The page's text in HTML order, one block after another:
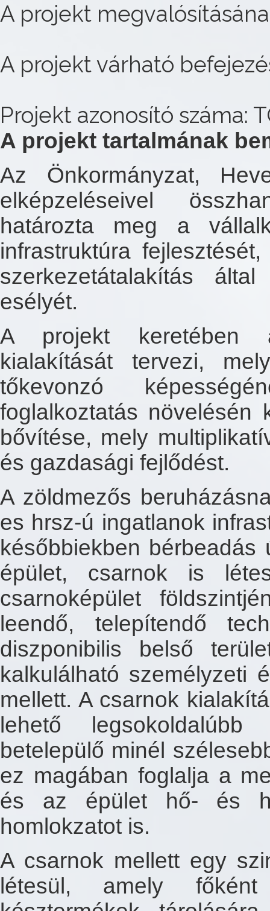
A projekt
A projekt várható
Projekt azonosító száma:
A projekt tartalmának
Az Önkormányzat,
elképzeléseivel
határozta meg a
infrastruktúra
szerkezetátalakítás
esélyét.
A projekt keretében
kialakítását tervezi,
tőkevonzó
foglalkoztatás növelésén
bővítése, mely
és gazdasági fejlődést.
A zöldmezős
es hrsz-ú ingatlanok
későbbiekben
épület, csarnok is
csarnoképület
leendő, telepítendő
diszponibilis belső
kalkulálható személyzeti
mellett. A csarnok
lehető
betelepülő minél
ez magában foglalja a
és az épület hő- és
homlokzatot is.
A csarnok mellett egy
létesül, amely